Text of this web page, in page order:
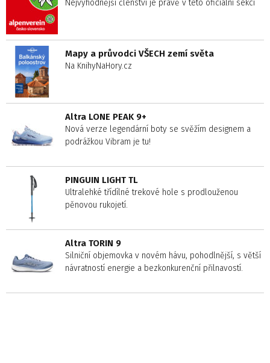
Nejvýhodnější členství je právě v této oficiální sekci
Mapy a průvodci VŠECH zemí světa
Na KnihyNaHory.cz
Altra LONE PEAK 9+
Nová verze legendární boty se svěžím designem a
podrážkou Vibram je tu!
PINGUIN LIGHT TL
Ultralehké třídílné trekové hole s prodlouženou
pěnovou rukojetí.
Altra TORIN 9
Silniční objemovka v novém hávu, pohodlnější, s větší
návratností energie a bezkonkurenční přilnavostí.